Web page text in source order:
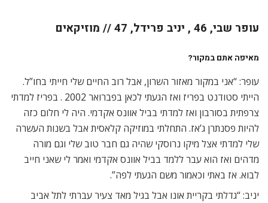
עופר שבי, 46 , יניב פרידל, 47 // מוזיקאים
מאיפה אתם במקור?
עופר: “אני במקור מאזור השרון, אבל רוב החיים שלי חייתי בחו”ל.
הייתי סטודנט בפריז ואז הגעתי לכאן בפברואר 2002 . בפריז למדתי
צרפתית בסורבון ואז למדתי בביל אוונס אקדמי. היה לי חלום כזה
להיות פסנתרן ג’אז. התחלתי במוזיקה קלאסית אבל בשנות העשרה
שלי למדתי אצל מיקו נרוסקי שהיה גם חבר טוב שלי וגם מורה
מדהים ואז הוא עבר ללמד בביל אוונס אקדמי ואמר לי שאני חייב
לבוא. אז באתי וכאמור משם הגעתי לפה”.
יניב: “גדלתי בקריית אונו אבל בגיל מאד צעיר עברתי לתל אביב